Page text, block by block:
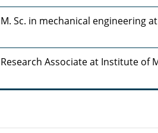
M. Sc. in mechanical engineering
Research Associate at Institute of